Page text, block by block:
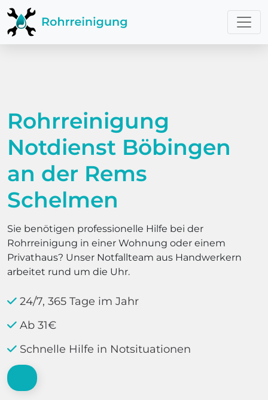
Rohrreinigung
Notdienst Böbingen
an der Rems
Schelmen
Sie benötigen professionelle Hilfe bei der
Rohrreinigung in einer Wohnung oder einem
Privathaus? Unser Notfallteam aus Handwerkern
arbeitet rund um die Uhr.
24/7, 365 Tage im Jahr
Ab 31€
Schnelle Hilfe in Notsituationen